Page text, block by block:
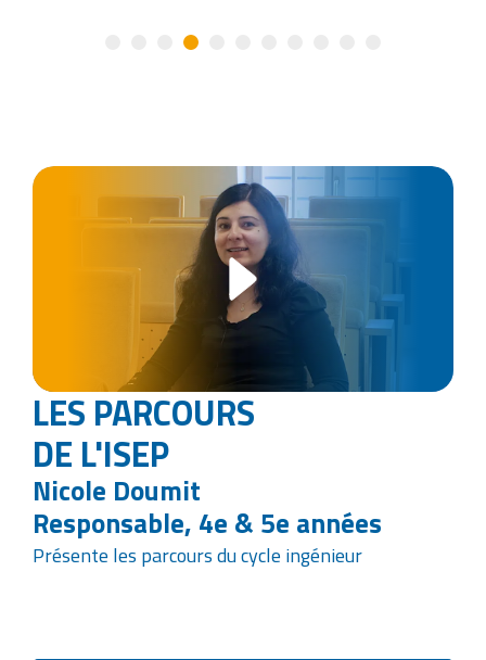
LES PARCOURS
DE L'ISEP
Nicole Doumit
Responsable, 4e & 5e années
Présente les parcours du cycle ingénieur